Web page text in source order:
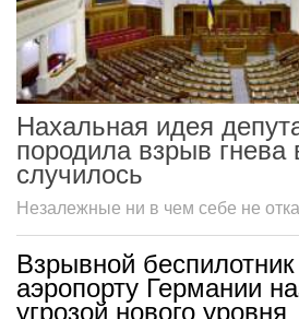
Нахальная идея
породила взрыв
случилось
Незалежные ни в чем себе не
Взрывной
аэропорту Германии
угрозой нового уровня